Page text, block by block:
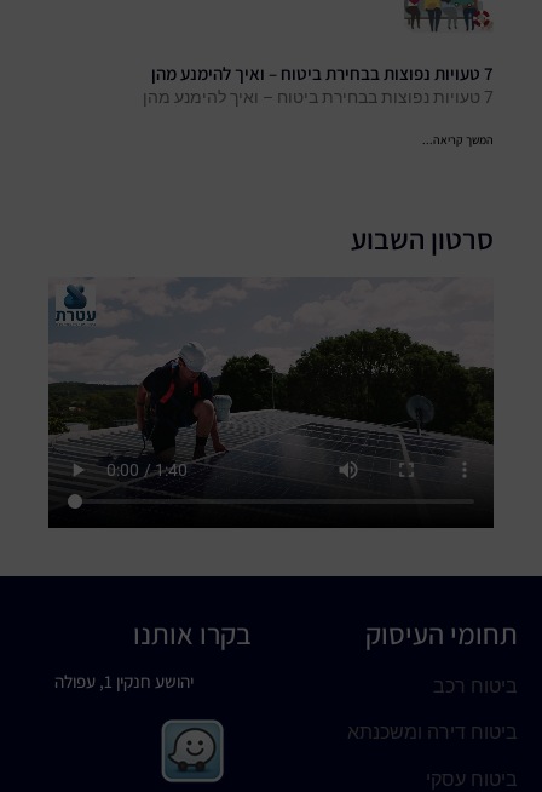
7 טעויות נפוצות בבחירת ביטוח – ואיך להימנע מהן
7 טעויות נפוצות בבחירת ביטוח – ואיך להימנע מהן
המשך קריאה...
סרטון השבוע
תחומי העיסוק
ביטוח רכב
ביטוח דירה ומשכנתא
ביטוח עסקי
בקרו אותנו
יהושע חנקין 1, עפולה